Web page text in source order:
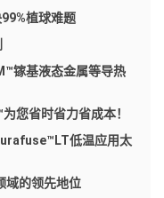
植球难题
镓基液态金属等导热
您省时省力省成本！
低温应用太
域的领先地位